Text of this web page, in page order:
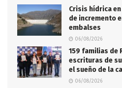
Crisis hídrica
de incremento
embalses
06/08/2026
159 familias de
escrituras de
el sueño de la
06/08/2026